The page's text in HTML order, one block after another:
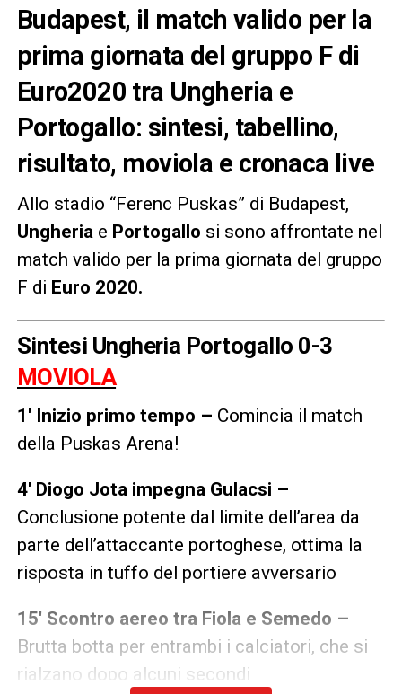
Budapest, il match valido per la
prima giornata del gruppo F di
Euro2020 tra Ungheria e
Portogallo: sintesi, tabellino,
risultato, moviola e cronaca live
Allo stadio “Ferenc Puskas” di Budapest,
Ungheria e Portogallo si sono affrontate nel
match valido per la prima giornata del gruppo
F di Euro 2020.
Sintesi Ungheria Portogallo 0-3
MOVIOLA
1′ Inizio primo tempo – Comincia il match
della Puskas Arena!
4′ Diogo Jota impegna Gulacsi –
Conclusione potente dal limite dell’area da
parte dell’attaccante portoghese, ottima la
risposta in tuffo del portiere avversario
15′ Scontro aereo tra Fiola e Semedo –
Brutta botta per entrambi i calciatori, che si
rialzano dopo alcuni secondi